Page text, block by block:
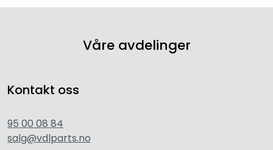
Våre avdelinger
Kontakt oss
95 00 08 84
salg@vdlparts.no